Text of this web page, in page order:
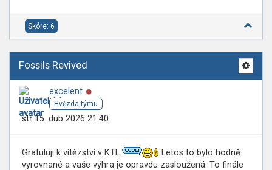
Skóre: 6
Fossils Revived
excelent
Hvězda týmu
stř 15. dub 2026 21:40
Gratuluji k vítězství v KTL
Letos to bylo hodně
vyrovnané a vaše výhra je opravdu zasloužená. To finále